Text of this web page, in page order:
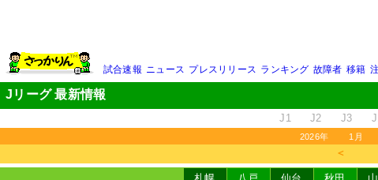
試合速報 ニュース プレスリリース ランキング 故障者 移籍
Jリーグ 最新情報
J1 J2 J3
2026年 1月
＜